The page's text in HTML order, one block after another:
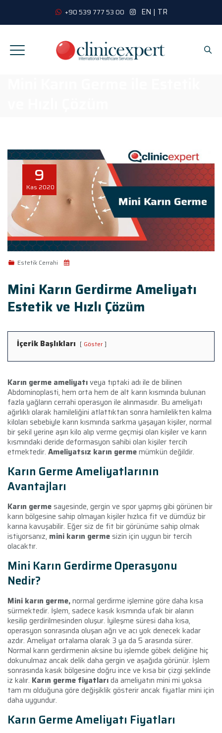
+90 539 777 53 00 EN | TR
9
Kas 2020
Estetik Cerrahi
Mini Karın Gerdirme Ameliyatı
Estetik ve Hızlı Çözüm
İçerik Başlıkları Göster
Karın germe ameliyatıveya tıptaki adı ile de bilinen
Abdominoplasti, hem orta hem de alt karın kısmında bulunan
fazla yağların cerrahi operasyon ile alınmasıdır. Bu ameliyatı
ağırlıklı olarak hamileliğini atlattıktan sonra hamilelikten kalma
kiloları sebebiyle karın kısmında sarkma yaşayan kişiler, normal
bir şekil yerine aşırı kilo alıp verme geçmişi olan kişiler ve karın
kısmındaki deride deformasyon sahibi olan kişiler tercih
etmektedir. Ameliyatsız karın germemümkün değildir.
Karın Germe Ameliyatlarının
Avantajları
Karın germesayesinde, gergin ve spor yapmış gibi görünen bir
karın bölgesine sahip olmayan kişiler hızlıca fit ve dümdüz bir
karına kavuşabilir. Eğer siz de fit bir görünüme sahip olmak
istiyorsanız, mini karın germesizin için uygun bir tercih
olacaktır.
Mini Karın Gerdirme Operasyonu
Nedir?
Mini karın germe,normal gerdirme işlemine göre daha kısa
sürmektedir. İşlem, sadece kasık kısmında ufak bir alanın
kesilip gerdirilmesinden oluşur. İyileşme süresi daha kısa,
operasyon sonrasında oluşan ağrı ve acı yok denecek kadar
azdır. Ameliyat ortalama olarak 3 ya da 5 arasında sürer.
Normal karın gerdirmenin aksine bu işlemde göbek deliğine hiç
dokunulmaz ancak delik daha gergin ve aşağıda görünür. İşlem
sonrasında kasık bölgesine doğru ince ve kısa bir çizgi şeklinde
iz kalır. Karın germe fiyatlarıda ameliyatın mini mi yoksa
tam mı olduğuna göre değişiklik gösterir ancak fiyatlar mini için
daha uygundur.
Karın Germe Ameliyatı Fiyatları